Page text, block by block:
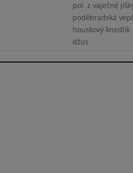
pol. z vaječné
poděbradská
houskový knedlík
džus